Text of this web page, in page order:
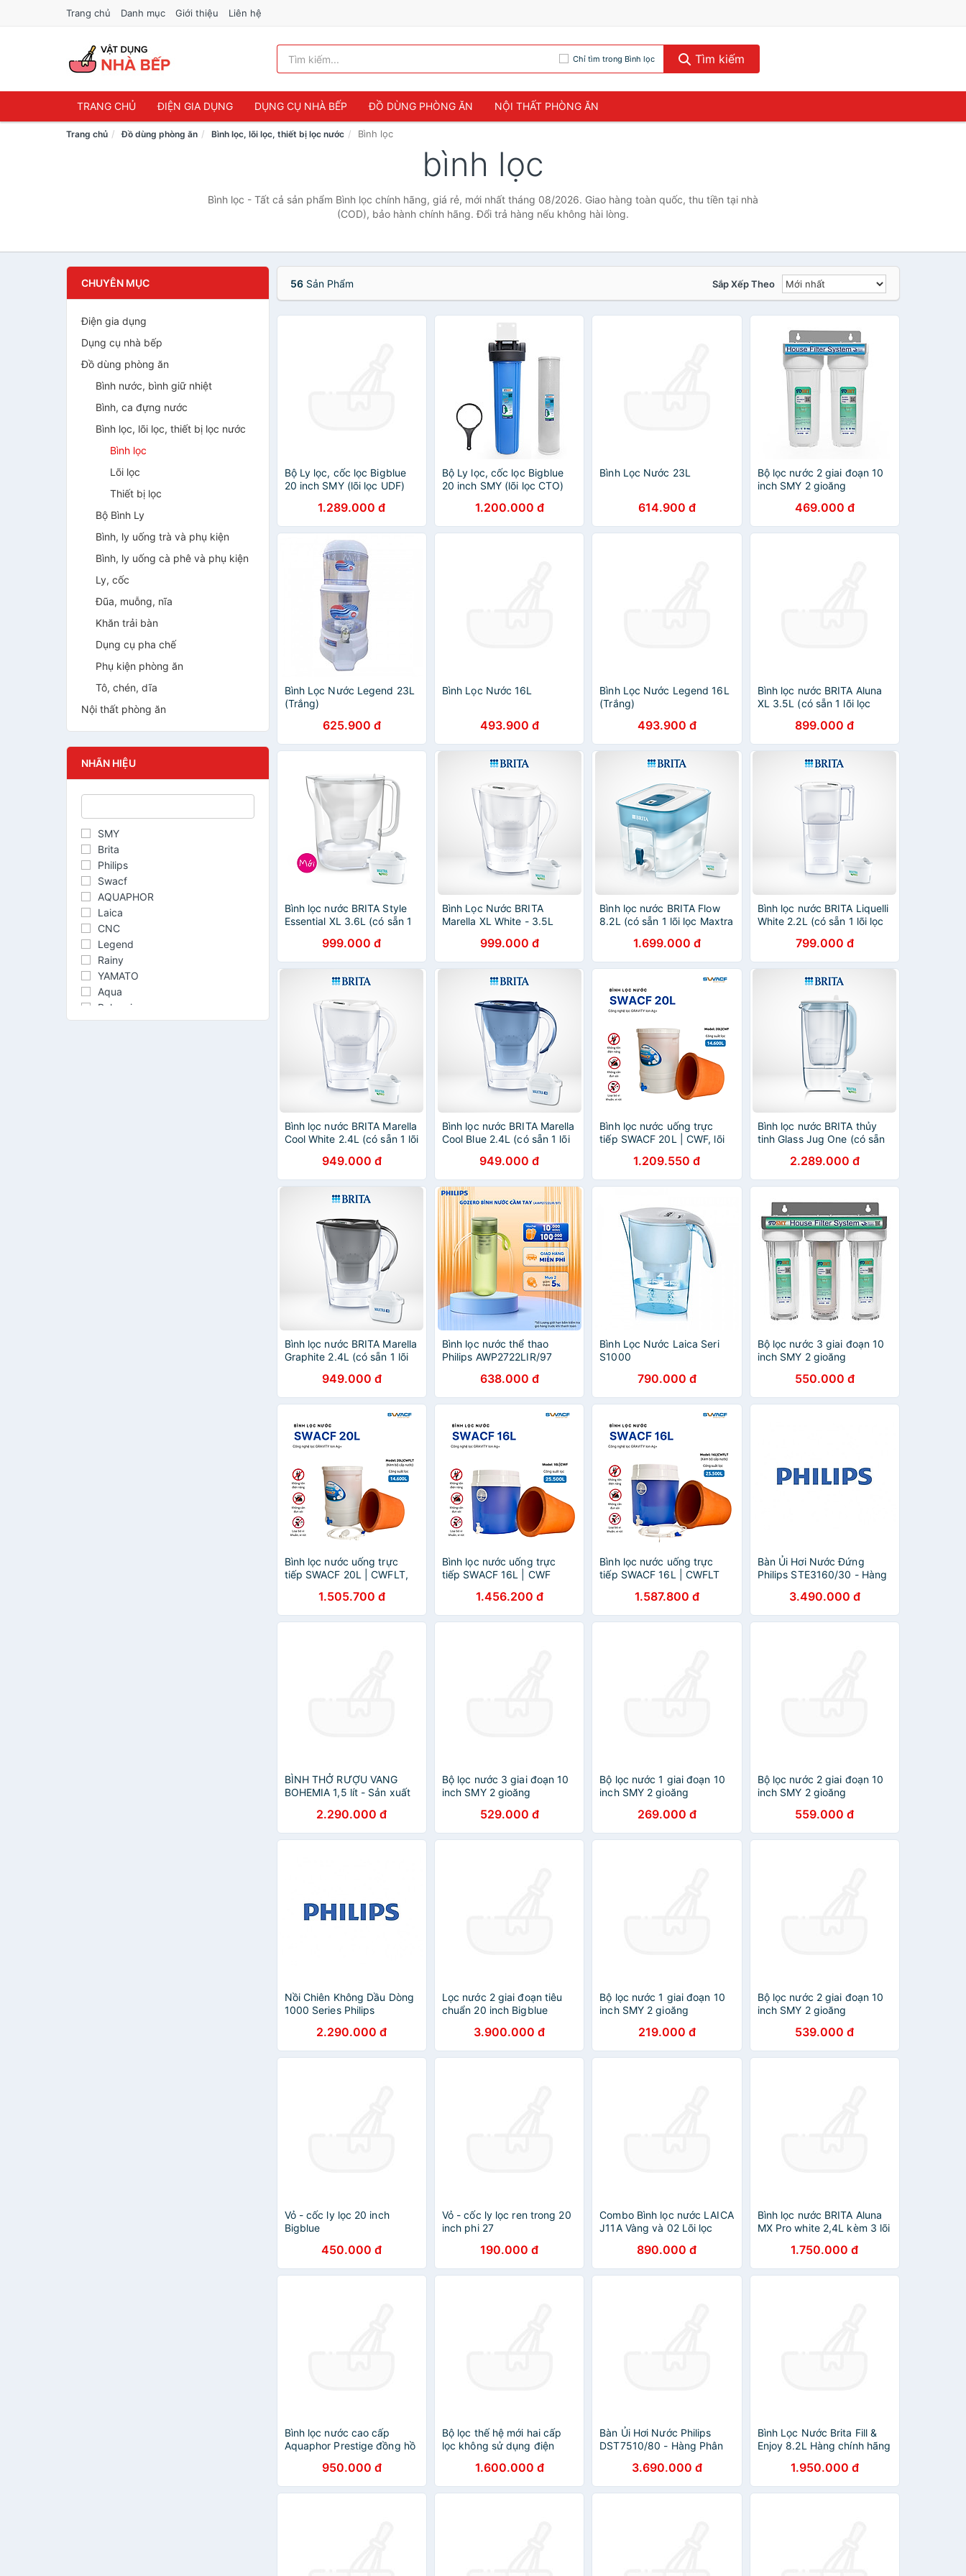
Trang chủ Danh mục Giới thiệu Liên hệ
Chỉ tìm trong Bình lọc Tìm kiếm
TRANG CHỦ ĐIỆN GIA DỤNG DỤNG CỤ NHÀ BẾP ĐỒ DÙNG PHÒNG ĂN NỘI THẤT PHÒNG ĂN
Trang chủ Đồ dùng phòng ăn Bình lọc, lõi lọc, thiết bị lọc nước Bình lọc
bình lọc
Bình lọc - Tất cả sản phẩm Bình lọc chính hãng, giá rẻ, mới nhất tháng 08/2026. Giao hàng toàn quốc, thu tiền tại nhà
(COD), bảo hành chính hãng. Đổi trả hàng nếu không hài lòng.
CHUYÊN MỤC
Điện gia dụng
Dụng cụ nhà bếp
Đồ dùng phòng ăn
Bình nước, bình giữ nhiệt
Bình, ca đựng nước
Bình lọc, lõi lọc, thiết bị lọc nước
Bình lọc
Lõi lọc
Thiết bị lọc
Bộ Bình Ly
Bình, ly uống trà và phụ kiện
Bình, ly uống cà phê và phụ kiện
Ly, cốc
Đũa, muỗng, nĩa
Khăn trải bàn
Dụng cụ pha chế
Phụ kiện phòng ăn
Tô, chén, dĩa
Nội thất phòng ăn
NHÃN HIỆU
SMY
Brita
Philips
Swacf
AQUAPHOR
Laica
CNC
Legend
Rainy
YAMATO
Aqua
Bohemia
BRITA_1
56Sản Phẩm Sắp Xếp Theo
Bộ Ly lọc, cốc lọc Bigblue
20 inch SMY (lõi lọc UDF)
1.289.000 đ
Bộ Ly lọc, cốc lọc Bigblue
20 inch SMY (lõi lọc CTO)
1.200.000 đ
Bình Lọc Nước 23L
614.900 đ
Bộ lọc nước 2 giai đoạn 10
inch SMY 2 gioăng
469.000 đ
Bình Lọc Nước Legend 23L
(Trắng)
625.900 đ
Bình Lọc Nước 16L
493.900 đ
Bình Lọc Nước Legend 16L
(Trắng)
493.900 đ
Bình lọc nước BRITA Aluna
XL 3.5L (có sẵn 1 lõi lọc
899.000 đ
Bình lọc nước BRITA Style
Essential XL 3.6L (có sẵn 1
999.000 đ
Bình Lọc Nước BRITA
Marella XL White - 3.5L
999.000 đ
Bình lọc nước BRITA Flow
8.2L (có sẵn 1 lõi lọc Maxtra
1.699.000 đ
Bình lọc nước BRITA Liquelli
White 2.2L (có sẵn 1 lõi lọc
799.000 đ
Bình lọc nước BRITA Marella
Cool White 2.4L (có sẵn 1 lõi
949.000 đ
Bình lọc nước BRITA Marella
Cool Blue 2.4L (có sẵn 1 lõi
949.000 đ
Bình lọc nước uống trực
tiếp SWACF 20L | CWF, lõi
lít/giờ, giữ khoáng thiết yếu
- Công nghệ Mỹ
1.209.550 đ
Bình lọc nước BRITA thủy
tinh Glass Jug One (có sẵn
2.289.000 đ
Bình lọc nước BRITA Marella
Graphite 2.4L (có sẵn 1 lõi
949.000 đ
Bình lọc nước thể thao
Philips AWP2722LIR/97
638.000 đ
Bình Lọc Nước Laica Seri
S1000
790.000 đ
Bộ lọc nước 3 giai đoạn 10
inch SMY 2 gioăng
550.000 đ
Bình lọc nước uống trực
tiếp SWACF 20L | CWFLT,
lít/giờ, giữ khoáng thiết yếu
- Công nghệ Mỹ
1.505.700 đ
Bình lọc nước uống trực
tiếp SWACF 16L | CWF
lọc 2-4 lít/giờ, giữ khoáng
thiết yếu - Công nghệ Mỹ
1.456.200 đ
Bình lọc nước uống trực
tiếp SWACF 16L | CWFLT
lọc 2 - 4 lít/giờ, giữ khoáng
thiết yếu - Công nghệ Mỹ
1.587.800 đ
Bàn Ủi Hơi Nước Đứng
Philips STE3160/30 - Hàng
3.490.000 đ
BÌNH THỞ RƯỢU VANG
BOHEMIA 1,5 lít - Sản xuất
2.290.000 đ
Bộ lọc nước 3 giai đoạn 10
inch SMY 2 gioăng
529.000 đ
Bộ lọc nước 1 giai đoạn 10
inch SMY 2 gioăng
269.000 đ
Bộ lọc nước 2 giai đoạn 10
inch SMY 2 gioăng
559.000 đ
Nồi Chiên Không Dầu Dòng
1000 Series Philips
Tích 4.2L - Hàng Phân Phối
Chính Hãng
2.290.000 đ
Lọc nước 2 giai đoạn tiêu
chuẩn 20 inch Bigblue
3.900.000 đ
Bộ lọc nước 1 giai đoạn 10
inch SMY 2 gioăng
219.000 đ
Bộ lọc nước 2 giai đoạn 10
inch SMY 2 gioăng
539.000 đ
Vỏ - cốc ly lọc 20 inch
Bigblue
450.000 đ
Vỏ - cốc ly lọc ren trong 20
inch phi 27
190.000 đ
Combo Bình lọc nước LAICA
J11A Vàng và 02 Lõi lọc
890.000 đ
Bình lọc nước BRITA Aluna
MX Pro white 2,4L kèm 3 lõi
1.750.000 đ
Bình lọc nước cao cấp
Aquaphor Prestige đồng hồ
950.000 đ
Bộ lọc thế hệ mới hai cấp
lọc không sử dụng điện
1.600.000 đ
Bàn Ủi Hơi Nước Philips
DST7510/80 - Hàng Phân
3.690.000 đ
Bình Lọc Nước Brita Fill &
Enjoy 8.2L Hàng chính hãng
1.950.000 đ